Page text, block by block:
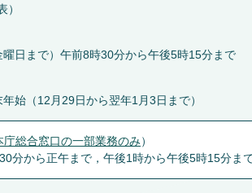
日まで）午前8時30分から午後5時15分まで
始（12月29日から翌年1月3日まで）
庁総合窓口の一部業務のみ）
分から正午まで，午後1時から午後5時15分ま